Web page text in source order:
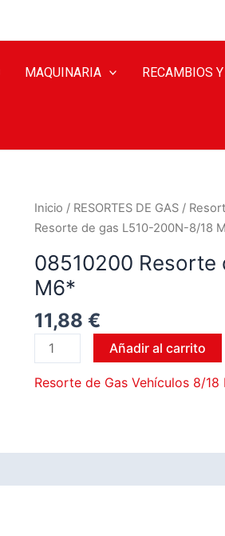
MAQUINARIA RECAMBIOS
Inicio / RESORTES DE GAS /
Resorte de gas L510-200N-8/18
08510200
M6*
11,88 €
Añadir al carrito
Resorte de Gas Vehículos 8/18